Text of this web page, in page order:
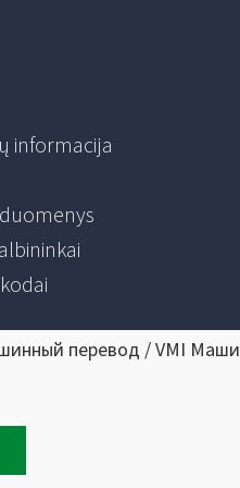
informacija
перевод / VMI